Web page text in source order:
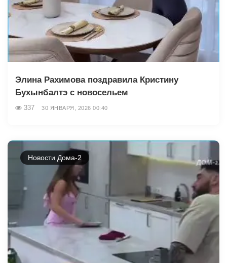
Элина Рахимова поздравила Кристину
Бухынбалтэ с новосельем
337 30 ЯНВАРЯ, 2026 00:40
Новости Дома-2